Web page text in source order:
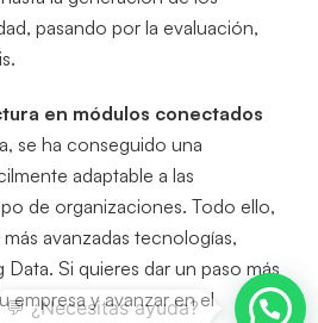
pasando por la evaluación,
en módulos conectados
se ha conseguido una
adaptable a las
de organizaciones. Todo ello,
avanzadas tecnologías,
Si quieres dar un paso más
empresa y avanzar en el